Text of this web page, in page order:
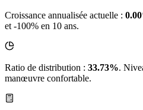
Croissance annualisée actuelle :
et -100% en 10 ans.
Ratio de distribution : 33.73%.
manœuvre confortable.